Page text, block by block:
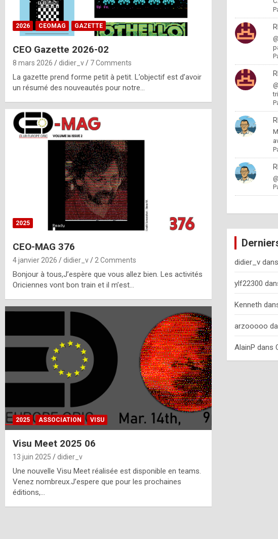
2026 CEOMAG GAZETTE
CEO Gazette 2026-02
8 mars 2026 didier_v 7 Comments
La gazette prend forme petit à petit. L’objectif est d’avoir
un résumé des nouveautés pour notre…
2025
CEO-MAG 376
4 janvier 2026 didier_v 2 Comments
Bonjour à tous,J’espère que vous allez bien. Les activités
Oriciennes vont bon train et il m’est…
2025 ASSOCIATION VISU
Visu Meet 2025 06
13 juin 2025 didier_v
Une nouvelle Visu Meet réalisée est disponible en teams.
Venez nombreux.J’espere que pour les prochaines
éditions,…
didier_vdans
ylf22300
Kenneth
arzooooo
AlainP dans